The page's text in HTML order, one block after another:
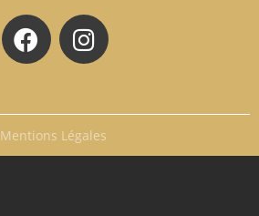
Mentions Légales